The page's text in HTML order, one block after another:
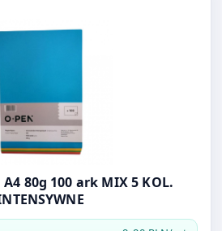
A4 80g 100 ark MIX 5 KOL.
INTENSYWNE
9,90 PLN/szt.